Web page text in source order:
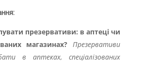
презервативи: в аптеці чи
магазинах? Презервативи
в аптеках, спеціалізованих